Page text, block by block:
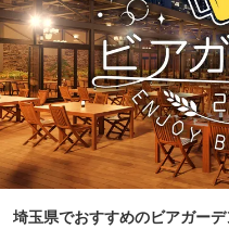
埼玉県でおすすめのビアガー